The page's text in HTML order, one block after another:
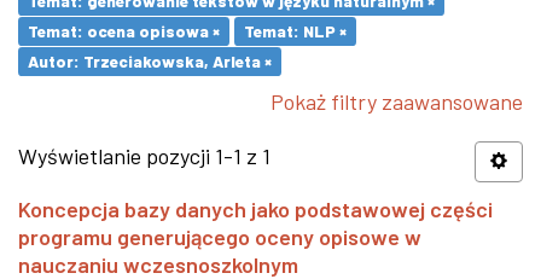
Temat: ocena opisowa ×
Temat: NLP ×
Autor: Trzeciakowska, Arleta ×
Pokaż filtry zaawansowane
Wyświetlanie pozycji 1-1 z 1
Koncepcja bazy danych jako podstawowej części
programu generującego oceny opisowe w
nauczaniu wczesnoszkolnym